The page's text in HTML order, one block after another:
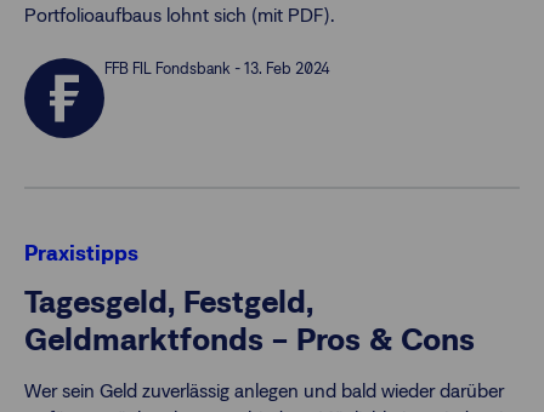
Portfolioaufbaus lohnt sich (mit PDF).
FFB FIL Fondsbank - 13. Feb 2024
Praxistipps
Tagesgeld, Festgeld,
Geldmarktfonds – Pros & Cons
Wer sein Geld zuverlässig anlegen und bald wieder darüber